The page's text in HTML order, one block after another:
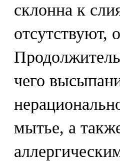
склонна к
отсутствуют,
чего
мытье, а